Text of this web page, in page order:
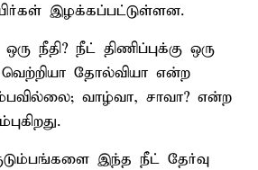
இழக்கப்பட்டுள்ளன.
நீதி? நீட் திணிப்புக்கு ஒரு
வெற்றியா தோல்வியா என்ற
வாழ்வா, சாவா? என்ற
இந்த நீட் தேர்வு